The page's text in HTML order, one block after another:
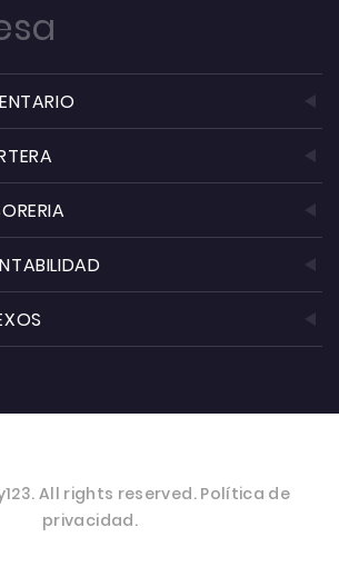
. All rights reserved. Política de
privacidad.